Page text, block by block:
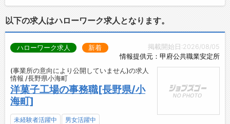
・週末はお休み。GWや夏季、年末年始など長
す。
・残業は月平均10時間程度。平日も自分の時間
をしっかり確保できます◎
・ワークライフバランスを重視した働き方が可
◆転勤なし！
以下の求人はハローワーク求人となります。
掲載開始日:2026/08/05
情報提供元：甲府公共職業安定所
ハローワーク求人 新着
(事業所の意向により公開していません)の求人
情報 /長野県小海町
洋菓子工場の事務職[長野県/小
海町]
未経験者活躍中 男女活躍中